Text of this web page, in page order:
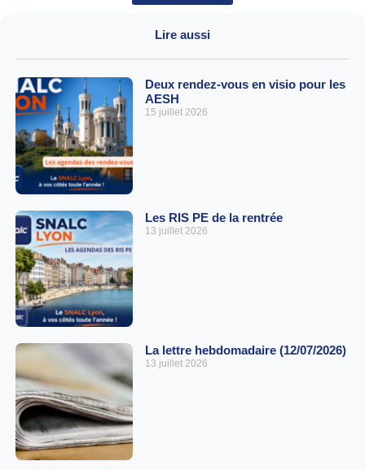
Lire aussi
Deux rendez-vous en visio pour les
AESH
15 juillet 2026
Les RIS PE de la rentrée
13 juillet 2026
La lettre hebdomadaire (12/07/2026)
13 juillet 2026